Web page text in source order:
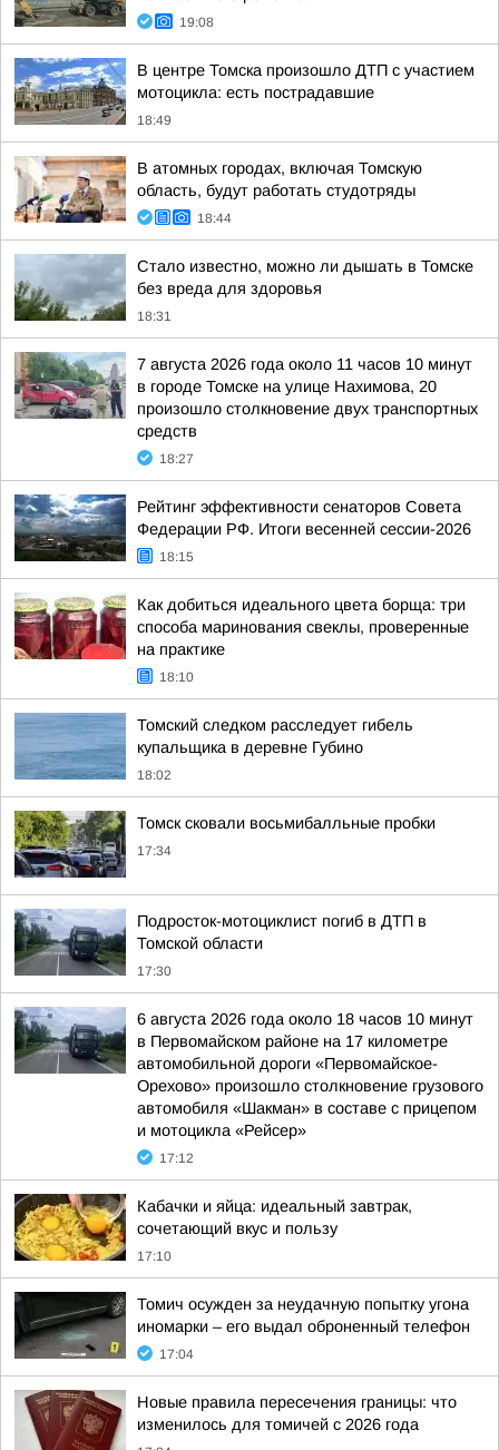
19:08
В центре Томска произошло ДТП с участием
мотоцикла: есть пострадавшие
18:49
В атомных городах, включая Томскую
область, будут работать студотряды
18:44
Стало известно, можно ли дышать в Томске
без вреда для здоровья
18:31
7 августа 2026 года около 11 часов 10 минут
в городе Томске на улице Нахимова, 20
произошло столкновение двух транспортных
средств
18:27
Рейтинг эффективности сенаторов Совета
Федерации РФ. Итоги весенней сессии-2026
18:15
Как добиться идеального цвета борща: три
способа маринования свеклы, проверенные
на практике
18:10
Томский следком расследует гибель
купальщика в деревне Губино
18:02
Томск сковали восьмибалльные пробки
17:34
Подросток-мотоциклист погиб в ДТП в
Томской области
17:30
6 августа 2026 года около 18 часов 10 минут
в Первомайском районе на 17 километре
автомобильной дороги «Первомайское-
Орехово» произошло столкновение грузового
автомобиля «Шакман» в составе с прицепом
и мотоцикла «Рейсер»
17:12
Кабачки и яйца: идеальный завтрак,
сочетающий вкус и пользу
17:10
Томич осужден за неудачную попытку угона
иномарки – его выдал оброненный телефон
17:04
Новые правила пересечения границы: что
изменилось для томичей с 2026 года